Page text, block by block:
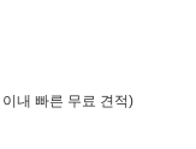
내 빠른 무료 견적)